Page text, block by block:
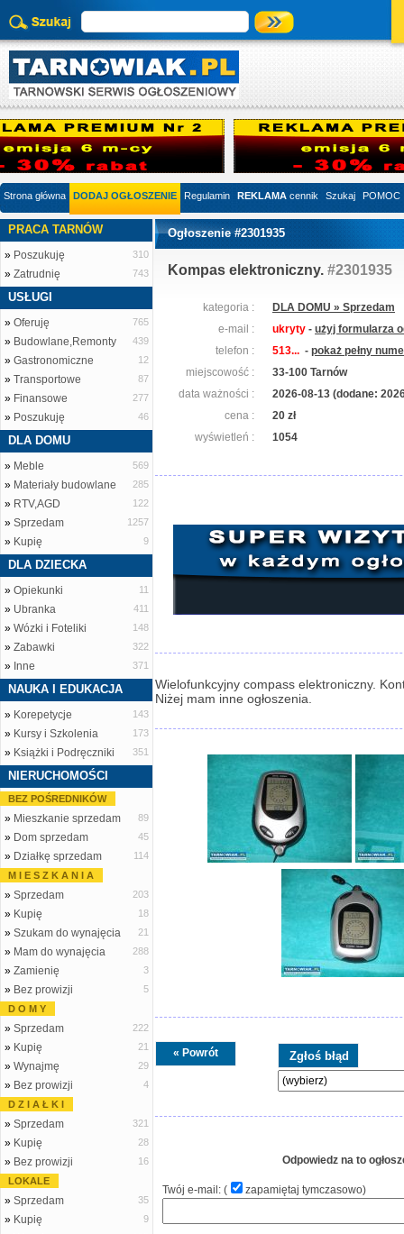
Strona główna DODAJ OGŁOSZENIE Regulamin REKLAMA cennik Szukaj POMOC
PRACA TARNÓW
» Poszukuję 310
» Zatrudnię 743
USŁUGI
» Oferuję 765
» Budowlane,Remonty 439
» Gastronomiczne 12
» Transportowe 87
» Finansowe 277
» Poszukuję 46
DLA DOMU
» Meble 569
» Materiały budowlane 285
» RTV,AGD 122
» Sprzedam 1257
» Kupię 9
DLA DZIECKA
» Opiekunki 11
» Ubranka 411
» Wózki i Foteliki 148
» Zabawki 322
» Inne 371
NAUKA I EDUKACJA
» Korepetycje 143
» Kursy i Szkolenia 173
» Książki i Podręczniki 351
NIERUCHOMOŚCI
BEZ POŚREDNIKÓW
» Mieszkanie sprzedam 89
» Dom sprzedam 45
» Działkę sprzedam
114
M I E S Z K A N I A
» Sprzedam 203
» Kupię 18
» Szukam do wynajęcia 21
» Mam do wynajęcia 288
» Zamienię 3
» Bez prowizji
5
D O M Y
» Sprzedam 222
» Kupię 21
» Wynajmę 29
» Bez prowizji
4
D Z I A Ł K I
» Sprzedam 321
» Kupię 28
» Bez prowizji
16
LOKALE
» Sprzedam 35
» Kupię 9
Ogłoszenie #2301935
Kompas elektroniczny. #2301935
kategoria :
DLA DOMU » Sprzedam
e-mail :
ukryty - użyj formularza
telefon :
513... - pokaż pełny
miejscowość :
33-100 Tarnów
data ważności :
2026-08-13 (dodane:
cena :
20 zł
wyświetleń :
1054
Wielofunkcyjny compass elektroniczny.
Niżej mam inne ogłoszenia.
« Powrót
Odpowiedz na to
Twój e-mail: ( zapamiętaj tymczasowo)